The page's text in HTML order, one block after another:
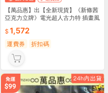
【萬品惠】出【全新現貨】《新條茜
亞克力立牌》電光超人古力特 插畫風
1,572
運費券 折扣碼